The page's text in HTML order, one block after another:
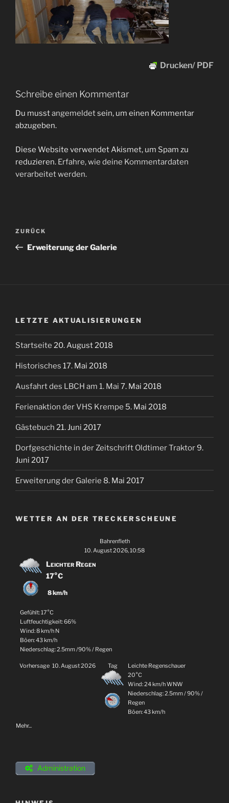
Drucken/ PDF
Schreibe einen Kommentar
Du musstangemeldetsein, um einen Kommentar
abzugeben.
Diese Website verwendet Akismet, um Spam zu
reduzieren. Erfahre, wie deine Kommentardaten
verarbeitet werden.
Beitragsnavigation
Vorheriger
Beitrag
ZURÜCK
Erweiterung der Galerie
LETZTE AKTUALISIERUNGEN
Startseite 20. August 2018
Historisches 17. Mai 2018
Ausfahrt des LBCH am 1. Mai 7. Mai 2018
Ferienaktion der VHS Krempe 5. Mai 2018
Gästebuch 21. Juni 2017
Dorfgeschichte in der Zeitschrift Oldtimer Traktor9.
Juni 2017
Erweiterung der Galerie 8. Mai 2017
WETTER AN DER TRECKERSCHEUNE
Bahrenfleth
10. August 2026, 10:58
Leichter Regen
17°C
8 km/h
Gefühlt: 17°C
Luftfeuchtigkeit: 66%
Wind: 8 km/h N
Böen: 43 km/h
Niederschlag:2.5mm/90%/ Regen
Vorhersage 10. August 2026 Tag
Leichte Regenschauer
20°C
Wind: 24 km/h WNW
Niederschlag:2.5mm/90%/
Regen
Böen: 43 km/h
Mehr...
Administration